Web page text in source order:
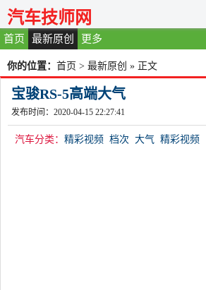
首页 最新原创 更多
汽车技师网
你的位置： 首页 > 最新原创 » 正文
宝骏RS-5高端大气
发布时间：2020-04-15 22:27:41
汽车分类： 精彩视频 档次 大气 精彩视频